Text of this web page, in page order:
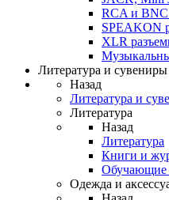
RCA и
SPEAKON
XLR
Литература и сувениры
Назад
Литература и
Литература
Назад
Литература
Книги и
Обучающие
Одежда и